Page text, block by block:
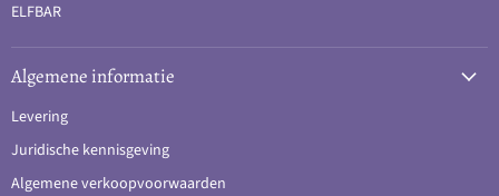
ELFBAR
Algemene informatie
Levering
Juridische kennisgeving
Algemene verkoopvoorwaarden